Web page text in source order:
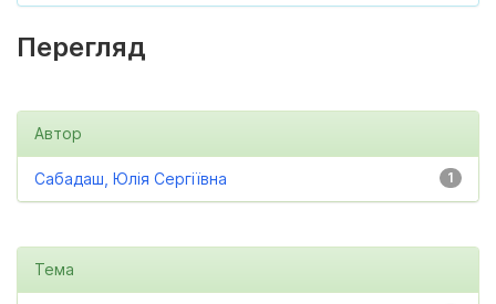
Перегляд
Автор
1
Сабадаш, Юлія Сергіївна
Тема